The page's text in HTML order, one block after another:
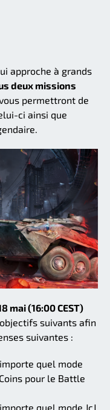
approche à grands
deux missions
permettront de
ci ainsi que
mai (16:00 CEST)
suivants afin
suivantes :
quel mode
pour le Battle
quel mode JcJ